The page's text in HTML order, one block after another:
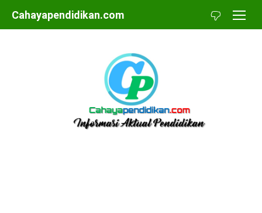
Skip
to
Cahayapendidikan.com